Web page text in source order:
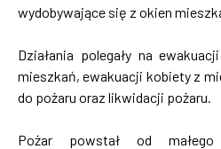
wydobywające się z okien
Działania polegały na
mieszkań, ewakuacji kobiety z
do pożaru oraz likwidacji pożaru.
Pożar powstał od małego